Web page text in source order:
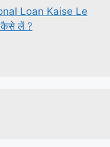
Loan Kaise Le
कैसे लें ?